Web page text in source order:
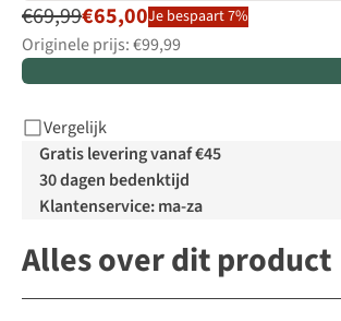
€69,99€65,00Je bespaart 7%
Originele prijs: €99,99
Vergelijk
Gratis levering vanaf €45
30 dagen bedenktijd
Klantenservice: ma-za
Alles over dit product